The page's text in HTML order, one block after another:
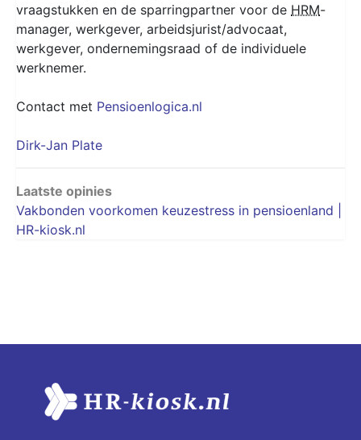
vraagstukken en de sparringpartner voor de HRM-
manager, werkgever, arbeidsjurist/advocaat,
werkgever, ondernemingsraad of de individuele
werknemer.
Contact met Pensioenlogica.nl
Dirk-Jan Plate
Laatste opinies
Vakbonden voorkomen keuzestress in pensioenland |
HR-kiosk.nl